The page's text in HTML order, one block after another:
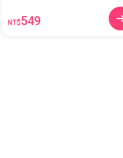
NT$549